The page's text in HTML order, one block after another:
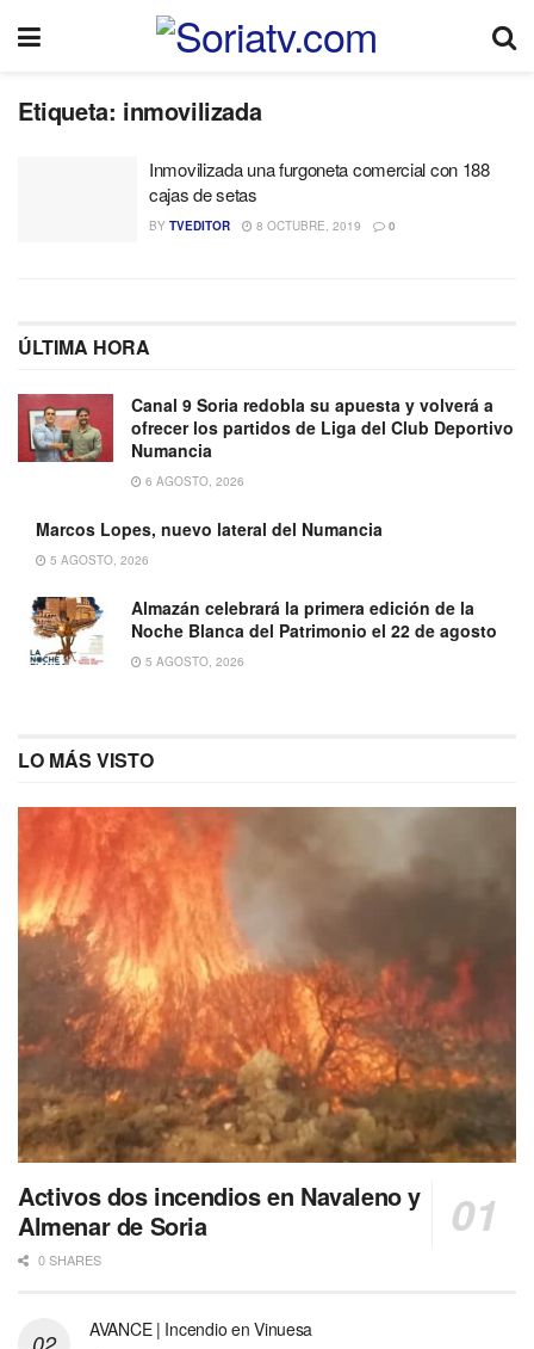
Etiqueta: inmovilizada
Inmovilizada una furgoneta comercial con 188
cajas de setas
BY TVEDITOR 8 OCTUBRE, 2019 0
ÚLTIMA HORA
Canal 9 Soria redobla su apuesta y volverá a
ofrecer los partidos de Liga del Club Deportivo
Numancia
6 AGOSTO, 2026
Marcos Lopes, nuevo lateral del Numancia
5 AGOSTO, 2026
Almazán celebrará la primera edición de la
Noche Blanca del Patrimonio el 22 de agosto
5 AGOSTO, 2026
LO MÁS VISTO
Activos dos incendios en Navaleno y
Almenar de Soria
0 SHARES
AVANCE | Incendio en Vinuesa